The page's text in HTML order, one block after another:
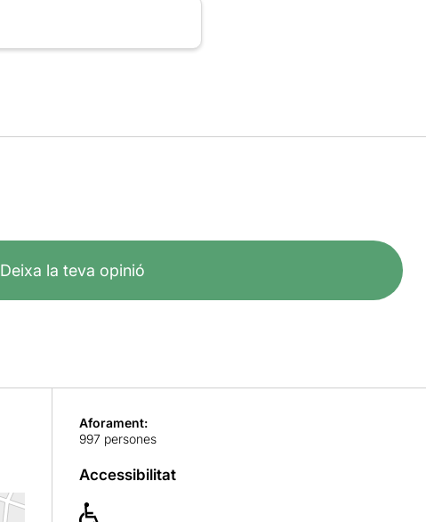
Deixa la teva opinió
Aforament:
997 persones
Accessibilitat